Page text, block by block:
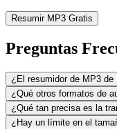
Resumir MP3 Gratis
Preguntas
¿El resumidor de MP3
¿Qué otros formatos de
¿Qué tan precisa es la
¿Hay un límite en el